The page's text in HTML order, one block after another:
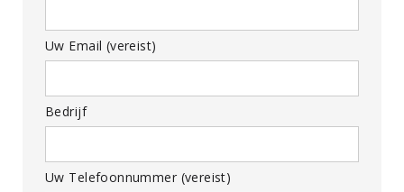
Uw Email (vereist)
Bedrijf
Uw Telefoonnummer (vereist)